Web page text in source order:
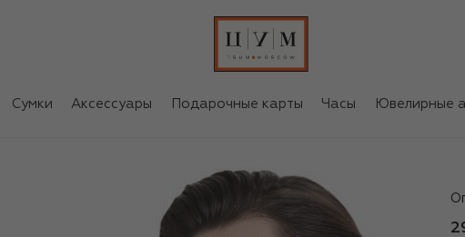
Сумки Аксессуары Подарочные карты Часы Ювелирные